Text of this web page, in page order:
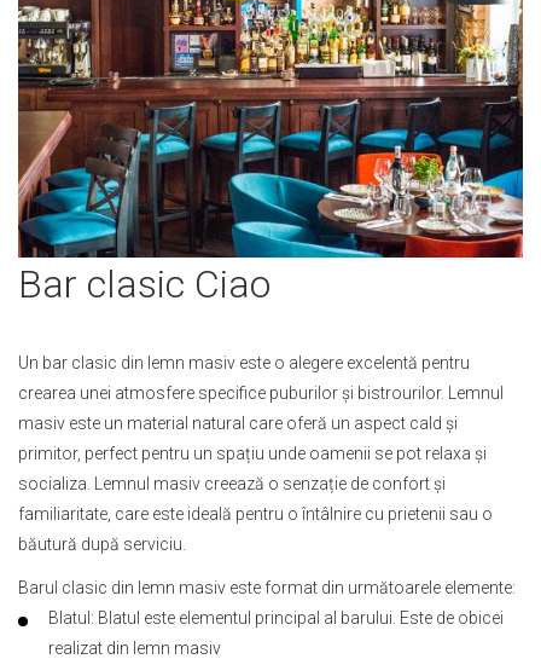
Bar clasic Ciao
Un bar clasic din lemn masiv este o alegere excelentă pentru
crearea unei atmosfere specifice puburilor și bistrourilor. Lemnul
masiv este un material natural care oferă un aspect cald și
primitor, perfect pentru un spațiu unde oamenii se pot relaxa și
socializa. Lemnul masiv creează o senzație de confort și
familiaritate, care este ideală pentru o întâlnire cu prietenii sau o
băutură după serviciu.
Barul clasic din lemn masiv este format din următoarele elemente:
Blatul: Blatul este elementul principal al barului. Este de obicei
realizat din lemn masiv
Skip
to
of
the
images
gallery